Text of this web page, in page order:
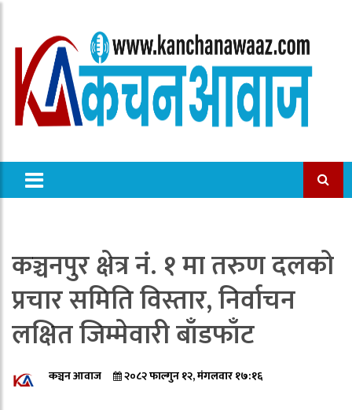
कञ्चनपुर क्षेत्र नं. १ मा तरुण दलको
प्रचार समिति विस्तार, निर्वाचन
लक्षित जिम्मेवारी बाँडफाँट
कञ्चन आवाज २०८२ फाल्गुन १२, मंगलवार १७:१६